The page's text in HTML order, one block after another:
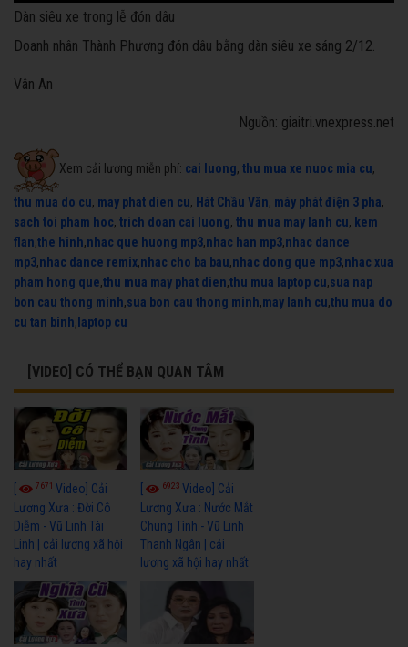
Dàn siêu xe trong lễ đón dâu
Doanh nhân Thành Phương đón dâu bằng dàn siêu xe sáng 2/12.
Vân An
Nguồn: giaitri.vnexpress.net
Xem cải lương miễn phí: cai luong, thu mua xe nuoc mia cu,
thu mua do cu, may phat dien cu, Hát Chầu Văn, máy phát điện 3 pha,
sach toi pham hoc, trich doan cai luong, thu mua may lanh cu, kem
flan,the hinh,nhac que huong mp3,nhac han mp3,nhac dance
mp3,nhac dance remix,nhac cho ba bau,nhac dong que mp3,nhac xua
pham hong que,thu mua may phat dien,thu mua laptop cu,sua nap
bon cau thong minh,sua bon cau thong minh,may lanh cu,thu mua do
cu tan binh, laptop cu
[VIDEO] CÓ THỂ BẠN QUAN TÂM
7671 Video] Cải
Lương Xưa : Đời Cô
Diễm - Vũ Linh Tài
Linh | cải lương xã hội
hay nhất
6923Video] Cải
Lương Xưa : Nước Mắt
Chung Tình - Vũ Linh
Thanh Ngân | cải
lương xã hội hay nhất